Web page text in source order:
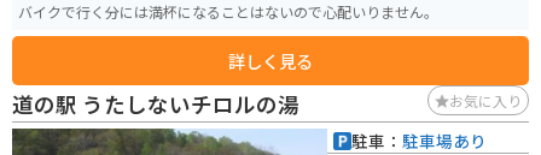
バイクで行く分には満杯になることはないので心配いりません。
詳しく見る
道の駅 うたしないチロルの湯 お気に入り
駐車： 駐車場あり